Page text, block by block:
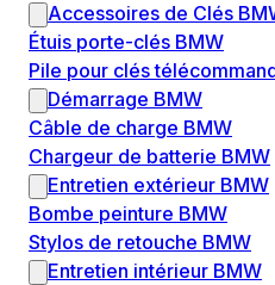
Accessoires de Clés
Étuis porte-clés BMW
Pile pour clés
Démarrage BMW
Câble de charge BMW
Chargeur de batterie BMW
Entretien extérieur BMW
Bombe peinture BMW
Stylos de retouche BMW
Entretien intérieur BMW